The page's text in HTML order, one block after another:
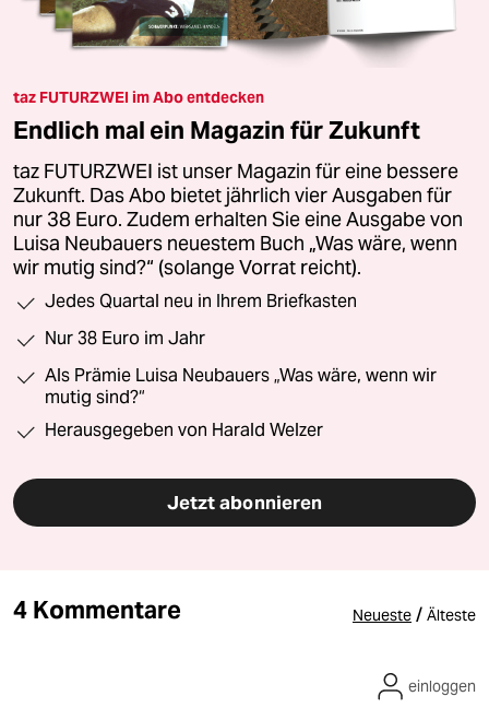
taz FUTURZWEI im Abo entdecken
Endlich mal ein Magazin für Zukunft
taz FUTURZWEI ist unser Magazin für eine bessere
Zukunft. Das Abo bietet jährlich vier Ausgaben für
nur 38 Euro. Zudem erhalten Sie eine Ausgabe von
Luisa Neubauers neuestem Buch „Was wäre, wenn
wir mutig sind?“ (solange Vorrat reicht).
Jedes Quartal neu in Ihrem Briefkasten
Nur 38 Euro im Jahr
Als Prämie Luisa Neubauers „Was wäre, wenn wir
mutig sind?“
Herausgegeben von Harald Welzer
Jetzt abonnieren
4 Kommentare Neueste / Älteste
einloggen